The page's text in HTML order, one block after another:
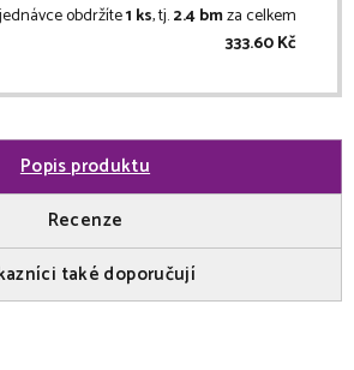
obdržíte1 ks, tj.2.4 bmza celkem
333.60 Kč
Popis produktu
Recenze
také doporučují